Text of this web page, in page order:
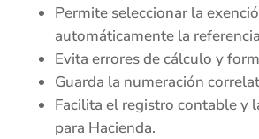
Permite seleccionar la
automáticamente la
Evita errores de cálculo y
Guarda la numeración
Facilita el registro contable y
para Hacienda.